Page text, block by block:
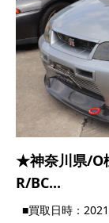
★神奈川県/
R/BC...
■買取日時：